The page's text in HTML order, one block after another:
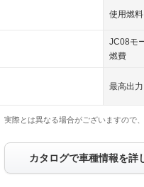
使用燃料
JC08モ
燃費
最高出力
際とは異なる場合がございますので
カタログで車種情報を詳